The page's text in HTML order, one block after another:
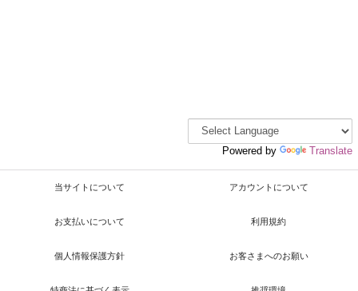
Powered by Translate
当サイトについて アカウントについて
お支払いについて 利用規約
個人情報保護方針 お客さまへのお願い